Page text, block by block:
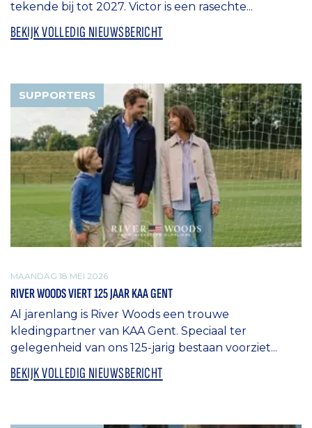
tekende bij tot 2027. Victor is een rasechte...
BEKIJK VOLLEDIG NIEUWSBERICHT
SUPPORTERS
MAANDAG 18 MEI 2026
RIVER WOODS VIERT 125 JAAR KAA GENT
Al jarenlang is River Woods een trouwe
kledingpartner van KAA Gent. Speciaal ter
gelegenheid van ons 125-jarig bestaan voorziet...
BEKIJK VOLLEDIG NIEUWSBERICHT